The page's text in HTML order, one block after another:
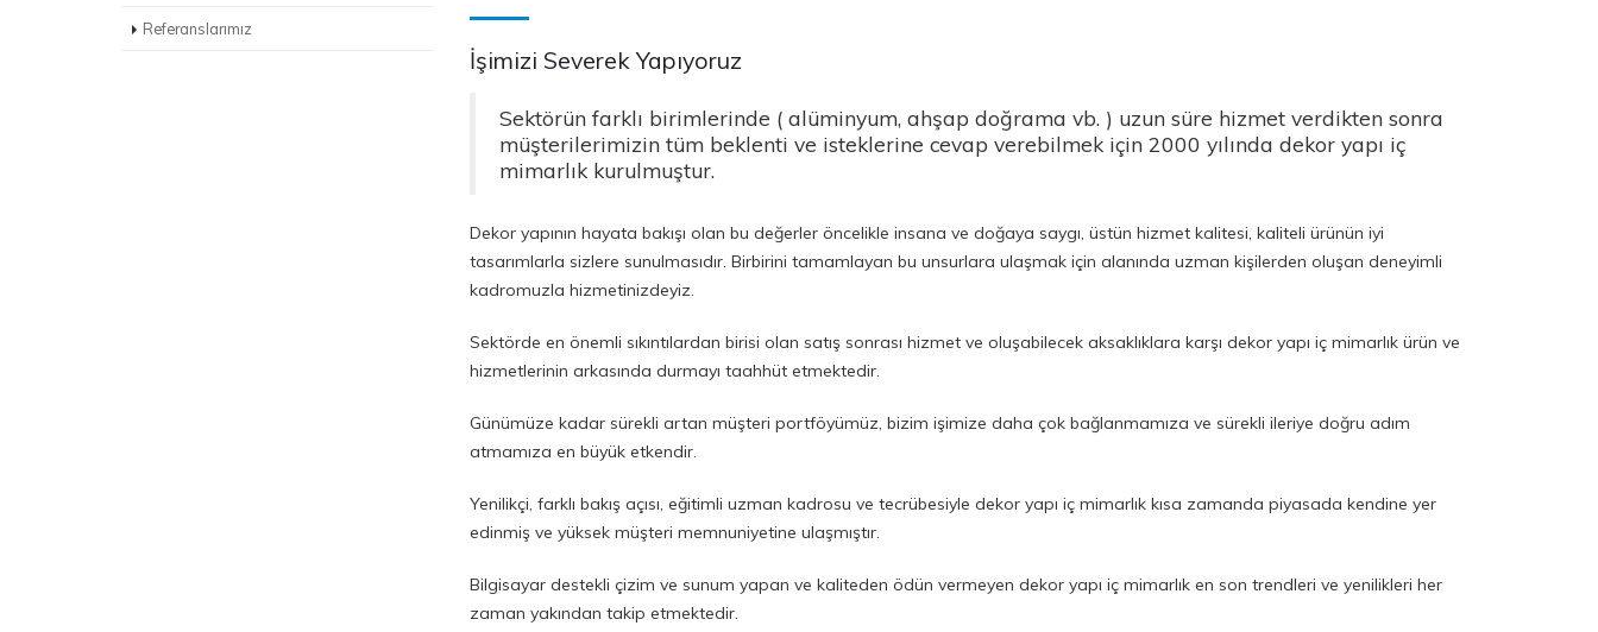
Referanslarımız
İşimizi Severek Yapıyoruz
Sektörün farklı birimlerinde ( alüminyum, ahşap doğrama vb. ) uzun süre hizmet verdikten sonra
müşterilerimizin tüm beklenti ve isteklerine cevap verebilmek için 2000 yılında dekor yapı iç
mimarlık kurulmuştur.
Dekor yapının hayata bakışı olan bu değerler öncelikle insana ve doğaya saygı, üstün hizmet kalitesi, kaliteli ürünün iyi
tasarımlarla sizlere sunulmasıdır. Birbirini tamamlayan bu unsurlara ulaşmak için alanında uzman kişilerden oluşan deneyimli
kadromuzla hizmetinizdeyiz.
Sektörde en önemli sıkıntılardan birisi olan satış sonrası hizmet ve oluşabilecek aksaklıklara karşı dekor yapı iç mimarlık ürün ve
hizmetlerinin arkasında durmayı taahhüt etmektedir.
Günümüze kadar sürekli artan müşteri portföyümüz, bizim işimize daha çok bağlanmamıza ve sürekli ileriye doğru adım
atmamıza en büyük etkendir.
Yenilikçi, farklı bakış açısı, eğitimli uzman kadrosu ve tecrübesiyle dekor yapı iç mimarlık kısa zamanda piyasada kendine yer
edinmiş ve yüksek müşteri memnuniyetine ulaşmıştır.
Bilgisayar destekli çizim ve sunum yapan ve kaliteden ödün vermeyen dekor yapı iç mimarlık en son trendleri ve yenilikleri her
zaman yakından takip etmektedir.